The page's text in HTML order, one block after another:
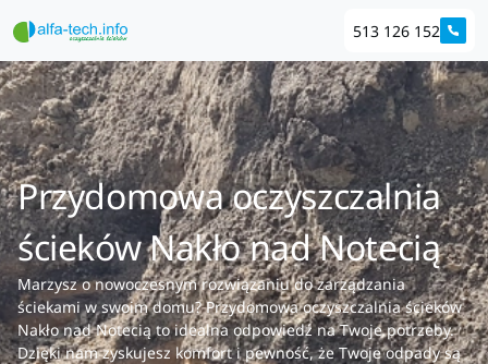
513 126 152
Przydomowa oczyszczalnia
ścieków Nakło nad Notecią
Marzysz o nowoczesnym rozwiązaniu do zarządzania
ściekami w swoim domu? Przydomowa oczyszczalnia ścieków
Nakło nad Notecią to idealna odpowiedź na Twoje potrzeby.
Dzięki nam zyskujesz komfort i pewność, że Twoje odpady są